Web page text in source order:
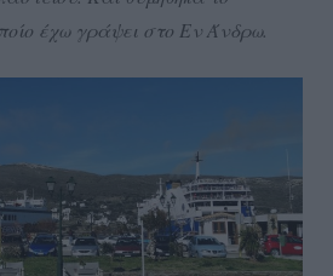
έχω γράψει στο Εν Άνδρω.